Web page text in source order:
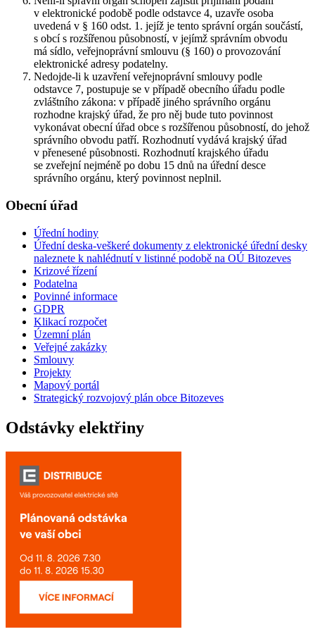
v elektronické podobě podle odstavce 4, uzavře osoba
uvedená v § 160 odst. 1. jejíž je tento správní orgán součástí,
s obcí s rozšířenou působností, v jejímž správním obvodu
má sídlo, veřejnoprávní smlouvu (§ 160) o provozování
elektronické adresy podatelny.
Nedojde-li k uzavření veřejnoprávní smlouvy podle
odstavce 7, postupuje se v případě obecního úřadu podle
zvláštního zákona: v případě jiného správního orgánu
rozhodne krajský úřad, že pro něj bude tuto povinnost
vykonávat obecní úřad obce s rozšířenou působností, do jehož
správního obvodu patří. Rozhodnutí vydává krajský úřad
v přenesené působnosti. Rozhodnutí krajského úřadu
se zveřejní nejméně po dobu 15 dnů na úřední desce
správního orgánu, který povinnost neplnil.
Obecní úřad
Úřední hodiny
Úřední deska-veškeré dokumenty z elektronické úřední desky
naleznete k nahlédnutí v listinné podobě na OÚ Bitozeves
Krizové řízení
Podatelna
Povinné informace
GDPR
Klikací rozpočet
Územní plán
Veřejné zakázky
Smlouvy
Projekty
Mapový portál
Strategický rozvojový plán obce Bitozeves
Odstávky elektřiny